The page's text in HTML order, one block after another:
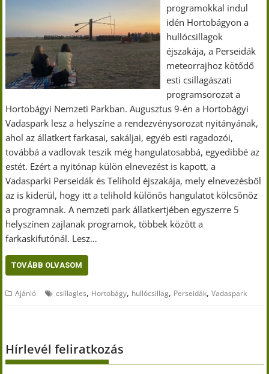
programokkal indul
idén Hortobágyon a
hullócsillagok
éjszakája, a Perseidák
meteorrajhoz kötődő
esti csillagászati
programsorozat a
Hortobágyi Nemzeti Parkban. Augusztus 9-én a Hortobágyi
Vadaspark lesz a helyszíne a rendezvénysorozat nyitányának,
ahol az állatkert farkasai, sakáljai, egyéb esti ragadozói,
továbbá a vadlovak teszik még hangulatosabbá, egyedibbé az
estét. Ezért a nyitónap külön elnevezést is kapott, a
Vadasparki Perseidák és Telihold éjszakája, mely elnevezésből
az is kiderül, hogy itt a telihold különös hangulatot kölcsönöz
a programnak. A nemzeti park állatkertjében egyszerre 5
helyszínen zajlanak programok, többek között a
farkaskifutónál. Lesz…
TOVÁBB OLVASOM
Ajánló csillagles, Hortobágy, hullócsillag, Perseidák,Vadaspark
Hírlevél feliratkozás